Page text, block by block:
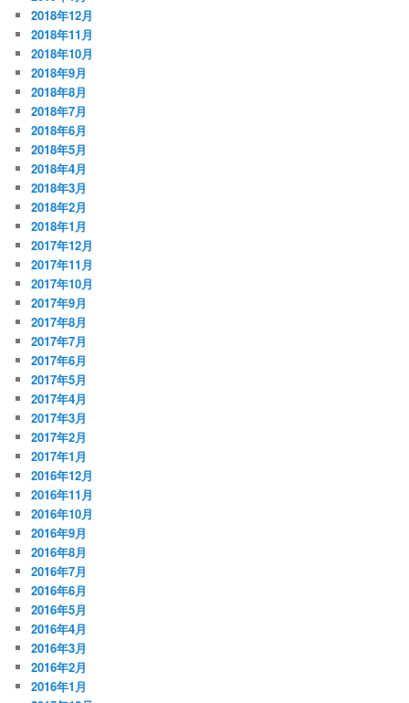
2018年12月
2018年11月
2018年10月
2018年9月
2018年8月
2018年7月
2018年6月
2018年5月
2018年4月
2018年3月
2018年2月
2018年1月
2017年12月
2017年11月
2017年10月
2017年9月
2017年8月
2017年7月
2017年6月
2017年5月
2017年4月
2017年3月
2017年2月
2017年1月
2016年12月
2016年11月
2016年10月
2016年9月
2016年8月
2016年7月
2016年6月
2016年5月
2016年4月
2016年3月
2016年2月
2016年1月